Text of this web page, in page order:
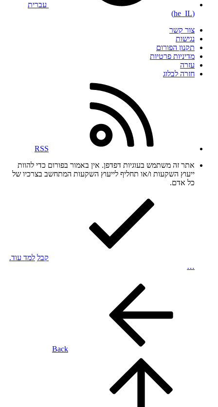
עברית
(he_IL)
צור קשר
נגישות
תקנון הפורום
מדיניות פרטיות
עזרה
חזרה לבלוג
RSS
אתר זה משתמש בעוגיות דפדפן. אין באמור בפורום כדי להוות
ייעוץ השקעות ו/או תחליף לייעוץ השקעות המתחשב בצרכיו של
כל אדם.
קבל למד עוד.
…
Back